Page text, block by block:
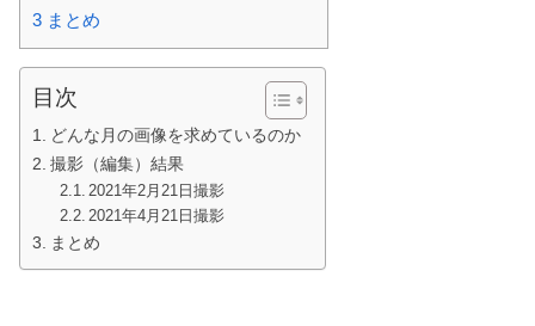
3 まとめ
目次
どんな月の画像を求めているのか
撮影（編集）結果
2021年2月21日撮影
2021年4月21日撮影
まとめ